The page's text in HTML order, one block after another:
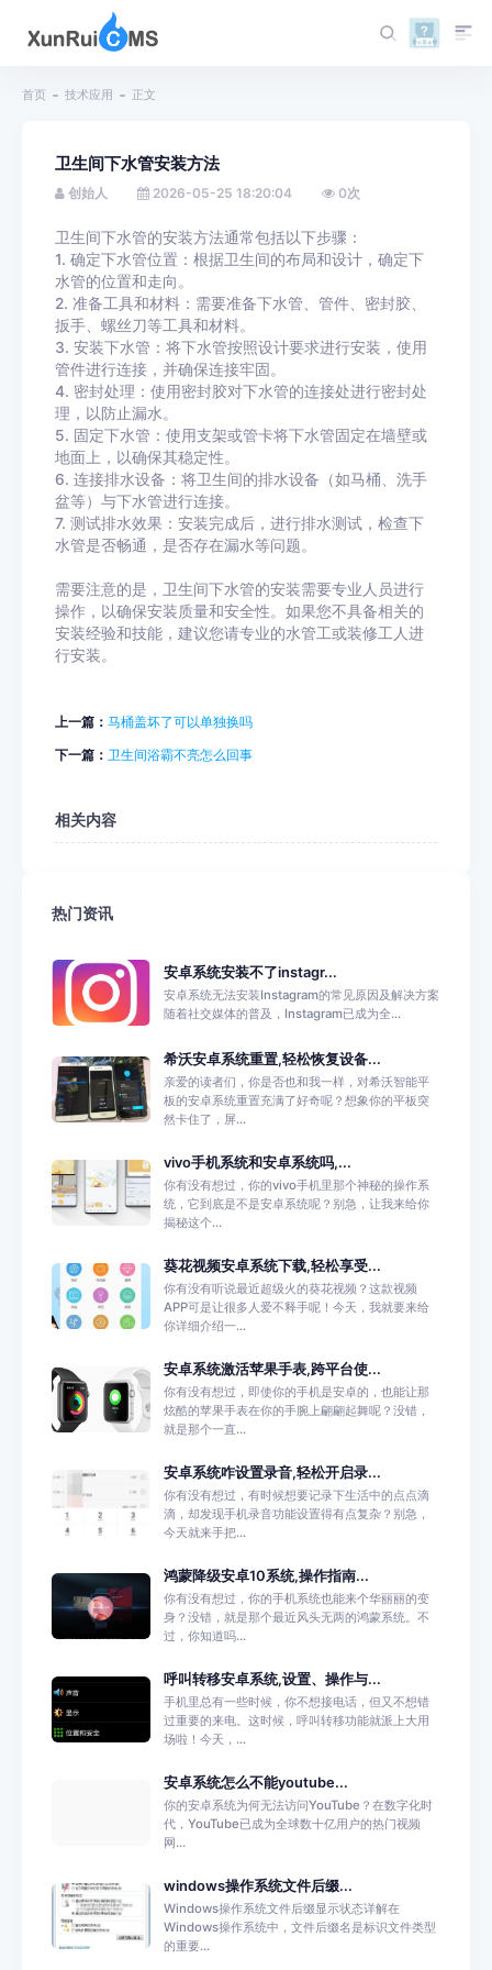
首页 技术应用 正文
卫生间下水管安装方法
创始人 2026-05-25 18:20:04 0次
卫生间下水管的安装方法通常包括以下步骤：
1. 确定下水管位置：根据卫生间的布局和设计，确定下
水管的位置和走向。
2. 准备工具和材料：需要准备下水管、管件、密封胶、
扳手、螺丝刀等工具和材料。
3. 安装下水管：将下水管按照设计要求进行安装，使用
管件进行连接，并确保连接牢固。
4. 密封处理：使用密封胶对下水管的连接处进行密封处
理，以防止漏水。
5. 固定下水管：使用支架或管卡将下水管固定在墙壁或
地面上，以确保其稳定性。
6. 连接排水设备：将卫生间的排水设备（如马桶、洗手
盆等）与下水管进行连接。
7. 测试排水效果：安装完成后，进行排水测试，检查下
水管是否畅通，是否存在漏水等问题。
需要注意的是，卫生间下水管的安装需要专业人员进行
操作，以确保安装质量和安全性。如果您不具备相关的
安装经验和技能，建议您请专业的水管工或装修工人进
行安装。
上一篇： 马桶盖坏了可以单独换吗
下一篇： 卫生间浴霸不亮怎么回事
相关内容
热门资讯
安卓系统安装不了instagr...
安卓系统无法安装Instagram的常见原因及解决方案
随着社交媒体的普及，Instagram已成为全...
希沃安卓系统重置,轻松恢复设备...
亲爱的读者们，你是否也和我一样，对希沃智能平
板的安卓系统重置充满了好奇呢？想象你的平板突
然卡住了，屏...
vivo手机系统和安卓系统吗,...
你有没有想过，你的vivo手机里那个神秘的操作系
统，它到底是不是安卓系统呢？别急，让我来给你
揭秘这个...
葵花视频安卓系统下载,轻松享受...
你有没有听说最近超级火的葵花视频？这款视频
APP可是让很多人爱不释手呢！今天，我就要来给
你详细介绍一...
安卓系统激活苹果手表,跨平台使...
你有没有想过，即使你的手机是安卓的，也能让那
炫酷的苹果手表在你的手腕上翩翩起舞呢？没错，
就是那个一直...
安卓系统咋设置录音,轻松开启录...
你有没有想过，有时候想要记录下生活中的点点滴
滴，却发现手机录音功能设置得有点复杂？别急，
今天就来手把...
鸿蒙降级安卓10系统,操作指南...
你有没有想过，你的手机系统也能来个华丽丽的变
身？没错，就是那个最近风头无两的鸿蒙系统。不
过，你知道吗...
呼叫转移安卓系统,设置、操作与...
手机里总有一些时候，你不想接电话，但又不想错
过重要的来电。这时候，呼叫转移功能就派上大用
场啦！今天，...
安卓系统怎么不能youtube...
你的安卓系统为何无法访问YouTube？在数字化时
代，YouTube已成为全球数十亿用户的热门视频
网...
windows操作系统文件后缀...
Windows操作系统文件后缀显示状态详解在
Windows操作系统中，文件后缀名是标识文件类型
的重要...